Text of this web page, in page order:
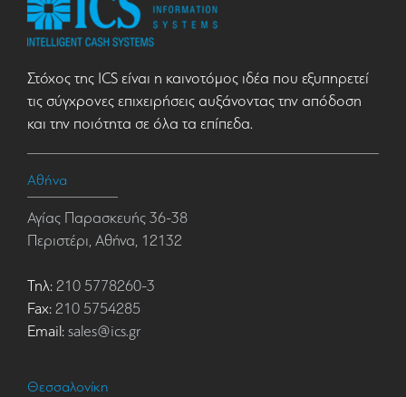
Στόχος της ICS είναι η καινοτόμος ιδέα που εξυπηρετεί
τις σύγχρονες επιχειρήσεις αυξάνοντας την απόδοση
και την ποιότητα σε όλα τα επίπεδα.
Αθήνα
Αγίας Παρασκευής 36-38
Περιστέρι, Αθήνα, 12132
Τηλ: 210 5778260-3
Fax: 210 5754285
Email: sales@ics.gr
Θεσσαλονίκη